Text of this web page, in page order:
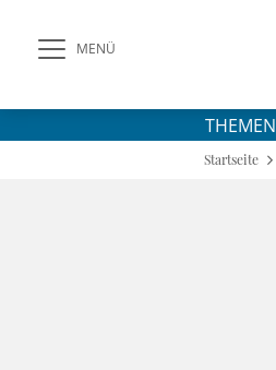
MENÜ
THEMEN
Startseite